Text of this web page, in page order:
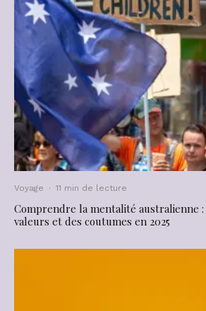
Voyage · 11 min de lecture
Comprendre la mentalité australienne
valeurs et des coutumes en 2025